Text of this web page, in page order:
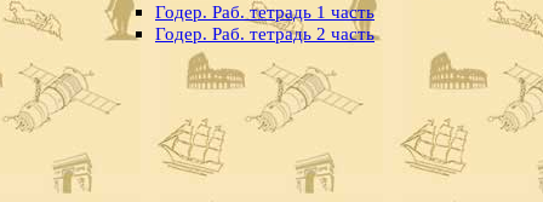
Годер. Раб. тетрадь 1 часть
Годер. Раб. тетрадь 2 часть